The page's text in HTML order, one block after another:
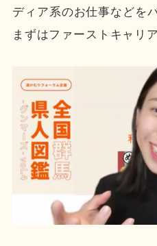
ディア系のお仕事などを
まずはファーストキャリ